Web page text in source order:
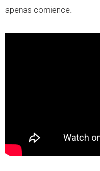
apenas comience.